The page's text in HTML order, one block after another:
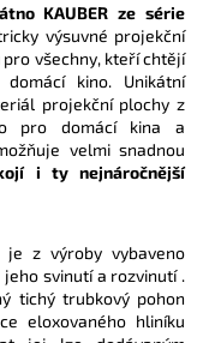
KAUBER ze série
výsuvné projekční
pro všechny, kteří chtějí
kino. Unikátní
projekční plochy z
pro domácí kina a
velmi snadnou
i ty nejnáročnější
je z výroby vybaveno
svinutí a rozvinutí .
tichý trubkový pohon
eloxovaného hliníku